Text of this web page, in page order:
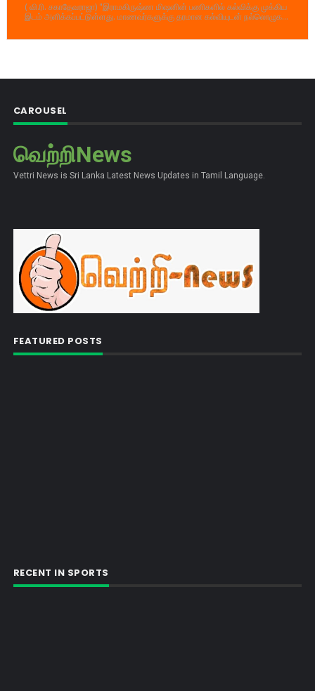
( வி.ரி. சகாதேவராஜா) "இராமகிருஷ்ண மிஷனின் பணிகளில் கல்விக்கு முக்கிய
இடம் அளிக்கப்பட்டுள்ளது. மாணவர்களுக்கு தரமான கல்வியுடன் நல்லொழுக...
CAROUSEL
வெற்றிNews
Vettri News is Sri Lanka Latest News Updates in Tamil Language.
FEATURED POSTS
RECENT IN SPORTS